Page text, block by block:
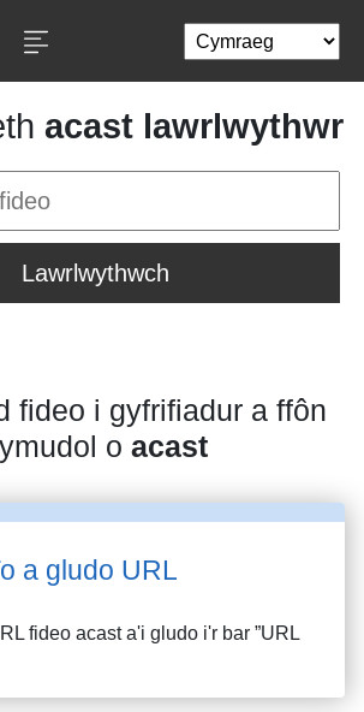
acast lawrlwythwr
Lawrlwythwch
fideo i gyfrifiadur a ffôn
o acast
a gludo URL
fideo acasta'i gludo i'r bar ”URL